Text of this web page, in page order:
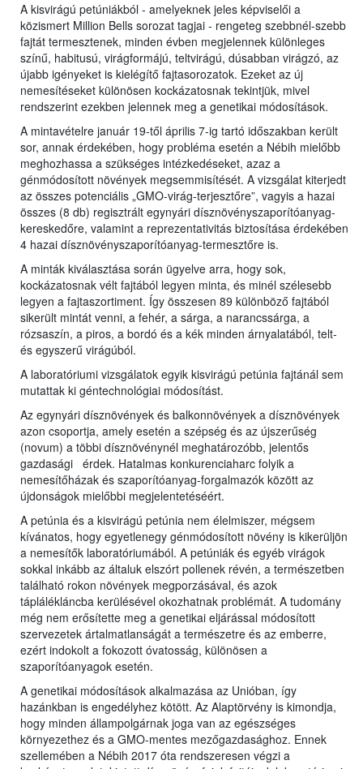
A kisvirágú petúniákból - amelyeknek jeles képviselői a
közismert Million Bells sorozat tagjai - rengeteg szebbnél-szebb
fajtát termesztenek, minden évben megjelennek különleges
színű, habitusú, virágformájú, teltvirágú, dúsabban virágzó, az
újabb igényeket is kielégítő fajtasorozatok. Ezeket az új
nemesítéseket különösen kockázatosnak tekintjük, mivel
rendszerint ezekben jelennek meg a genetikai módosítások.
A mintavételre január 19-től április 7-ig tartó időszakban került
sor, annak érdekében, hogy probléma esetén a Nébih mielőbb
meghozhassa a szükséges intézkedéseket, azaz a
génmódosított növények megsemmisítését. A vizsgálat kiterjedt
az összes potenciális „GMO-virág-terjesztőre”, vagyis a hazai
összes (8 db) regisztrált egynyári dísznövényszaporítóanyag-
kereskedőre, valamint a reprezentativitás biztosítása érdekében
4 hazai dísznövényszaporítóanyag-termesztőre is.
A minták kiválasztása során ügyelve arra, hogy sok,
kockázatosnak vélt fajtából legyen minta, és minél szélesebb
legyen a fajtaszortiment. Így összesen 89 különböző fajtából
sikerült mintát venni, a fehér, a sárga, a narancssárga, a
rózsaszín, a piros, a bordó és a kék minden árnyalatából, telt-
és egyszerű virágúból.
A laboratóriumi vizsgálatok egyik kisvirágú petúnia fajtánál sem
mutattak ki géntechnológiai módosítást.
Az egynyári dísznövények és balkonnövények a dísznövények
azon csoportja, amely esetén a szépség és az újszerűség
(novum) a többi dísznövénynél meghatározóbb, jelentős
gazdasági érdek. Hatalmas konkurenciaharc folyik a
nemesítőházak és szaporítóanyag-forgalmazók között az
újdonságok mielőbbi megjelentetéséért.
A petúnia és a kisvirágú petúnia nem élelmiszer, mégsem
kívánatos, hogy egyetlenegy génmódosított növény is kikerüljön
a nemesítők laboratóriumából. A petúniák és egyéb virágok
sokkal inkább az általuk elszórt pollenek révén, a természetben
található rokon növények megporzásával, és azok
táplálékláncba kerülésével okozhatnak problémát. A tudomány
még nem erősítette meg a genetikai eljárással módosított
szervezetek ártalmatlanságát a természetre és az emberre,
ezért indokolt a fokozott óvatosság, különösen a
szaporítóanyagok esetén.
A genetikai módosítások alkalmazása az Unióban, így
hazánkban is engedélyhez kötött. Az Alaptörvény is kimondja,
hogy minden állampolgárnak joga van az egészséges
környezethez és a GMO-mentes mezőgazdasághoz. Ennek
szellemében a Nébih 2017 óta rendszeresen végzi a